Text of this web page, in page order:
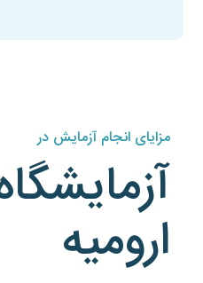
مزایای انجام آزمایش در
ارومیه